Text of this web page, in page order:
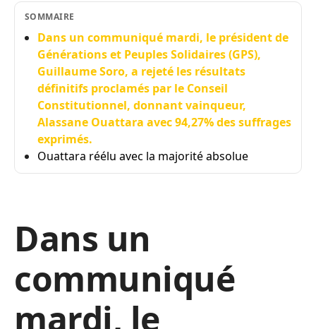
SOMMAIRE
Dans un communiqué mardi, le président de
Générations et Peuples Solidaires (GPS),
Guillaume Soro, a rejeté les résultats
définitifs proclamés par le Conseil
Constitutionnel, donnant vainqueur,
Alassane Ouattara avec 94,27% des suffrages
exprimés.
Ouattara réélu avec la majorité absolue
Dans un
communiqué
mardi, le